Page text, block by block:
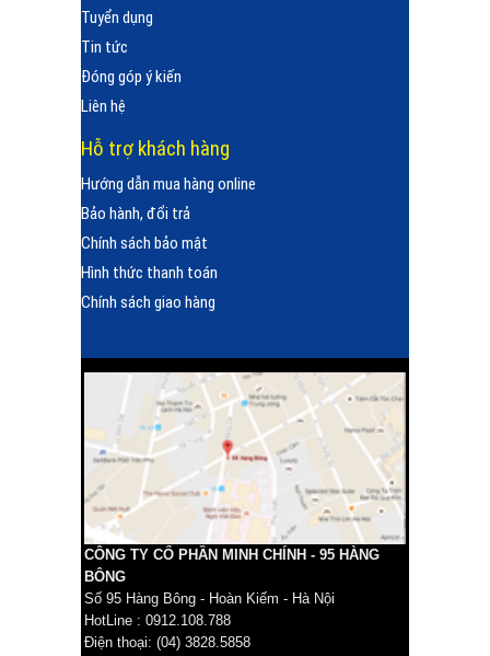
Tuyển dụng
Tin tức
Đóng góp ý kiến
Liên hệ
Hỗ trợ khách hàng
Hướng dẫn mua hàng online
Bảo hành, đổi trả
Chính sách bảo mật
Hình thức thanh toán
Chính sách giao hàng
CÔNG TY CỔ PHẦN MINH CHÍNH - 95 HÀNG
BÔNG
Số 95 Hàng Bông - Hoàn Kiếm - Hà Nội
HotLine : 0912.108.788
Điện thoại: (04) 3828.5858